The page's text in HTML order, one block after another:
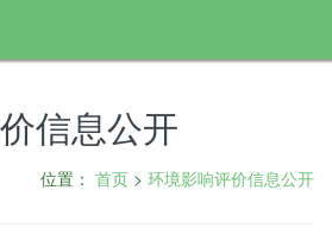
信息公开
位置： 首页 > 环境影响评价信息公开